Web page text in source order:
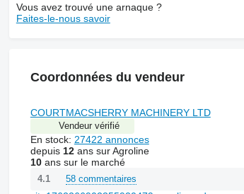
Vous avez trouvé une arnaque ?
Faites-le-nous savoir
Coordonnées du vendeur
COURTMACSHERRY MACHINERY LTD
Vendeur vérifié
En stock: 27422 annonces
depuis 12ans sur Agroline
10ans sur le marché
4.1 58 commentaires